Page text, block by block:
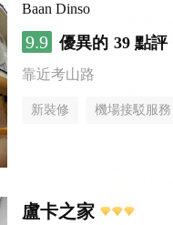
Baan Dinso
9.9 優異的 39 點評
靠近考山路
新裝修 機場接駁服務
盧卡之家